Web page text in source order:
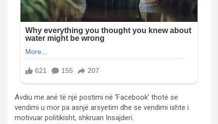
Avdiu me anë të një postimi në ‘Facebook’ thotë se
vendimi u mor pa asnjë arsyetim dhe se vendimi ishte i
motivuar politikisht, shkruan Insajderi.